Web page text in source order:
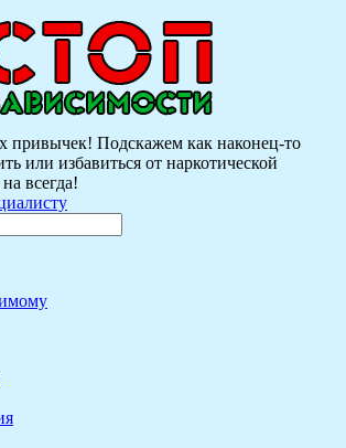
привычек! Подскажем как наконец-то
или избавиться от наркотической
всегда!